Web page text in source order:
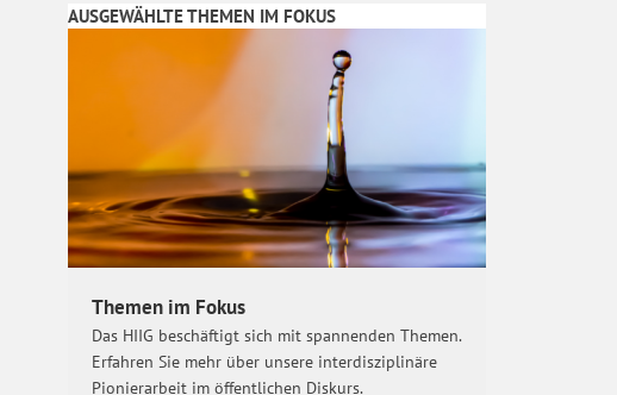
AUSGEWÄHLTE THEMEN IM FOKUS
Themen im Fokus
Das HIIG beschäftigt sich mit spannenden Themen.
Erfahren Sie mehr über unsere interdisziplinäre
Pionierarbeit im öffentlichen Diskurs.